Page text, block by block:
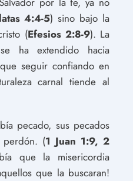
4:4-5) sino bajo la
(Efesios 2:8-9). La
ha extendido hacia
seguir confiando en
carnal tiende al
pecado, sus pecados
perdón. (1 Juan 1:9, 2
que la misericordia
que la buscaran!